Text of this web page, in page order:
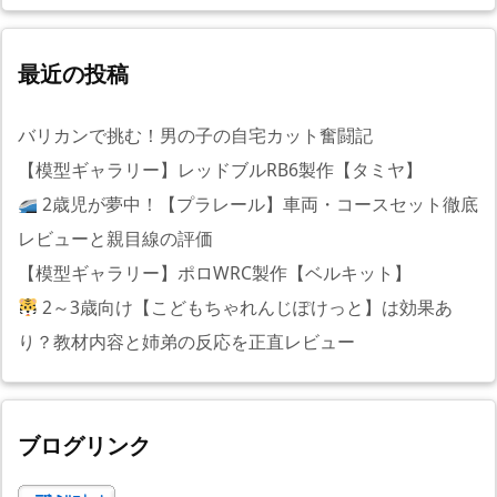
最近の投稿
バリカンで挑む！男の子の自宅カット奮闘記
【模型ギャラリー】レッドブルRB6製作【タミヤ】
2歳児が夢中！【プラレール】車両・コースセット徹底
レビューと親目線の評価
【模型ギャラリー】ポロWRC製作【ベルキット】
2～3歳向け【こどもちゃれんじぽけっと】は効果あ
り？教材内容と姉弟の反応を正直レビュー
ブログリンク